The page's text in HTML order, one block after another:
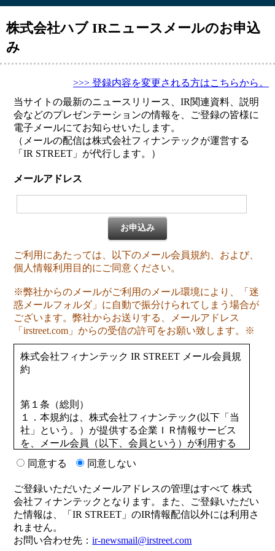
株式会社ハブ IRニュースメールのお申込
み
>>> 登録内容を変更される方はこちらから。
当サイトの最新のニュースリリース、IR関連資料、説明
会などのプレゼンテーションの情報を、ご登録の皆様に
電子メールにてお知らせいたします。
（メールの配信は株式会社フィナンテックが運営する
「IR STREET」が代行します。）
メールアドレス
お申込み
ご利用にあたっては、以下のメール会員規約、および、
個人情報利用目的にご同意ください。
※弊社からのメールがご利用のメール環境により、「迷
惑メールフォルダ」に自動で振分けられてしまう場合が
ございます。弊社からお送りする、メールアドレス
「irstreet.com」からの受信の許可をお願い致します。※
株式会社フィナンテック IR STREET メール会員規
約
第１条（総則）
１．本規約は、株式会社フィナンテック(以下「当
社」という。）が提供する企業ＩＲ情報サービス
を、メール会員（以下、会員という）が利用する
です。
２．当社は、会員の了承を得ることなく、この規
約を変更することがあります。この場合、当サイ
トのご利用条件は、変更後の規約によるものとし
ます。変更後の規約については、当社がネット上
に表示した時点より、効力を生じるものとしま
す。
同意する 同意しない
ご登録いただいたメールアドレスの管理はすべて 株式
会社フィナンテックとなります。また、ご登録いただい
た情報は、「IR STREET」のIR情報配信以外には利用さ
れません。
お問い合わせ先：ir-newsmail@irstreet.com